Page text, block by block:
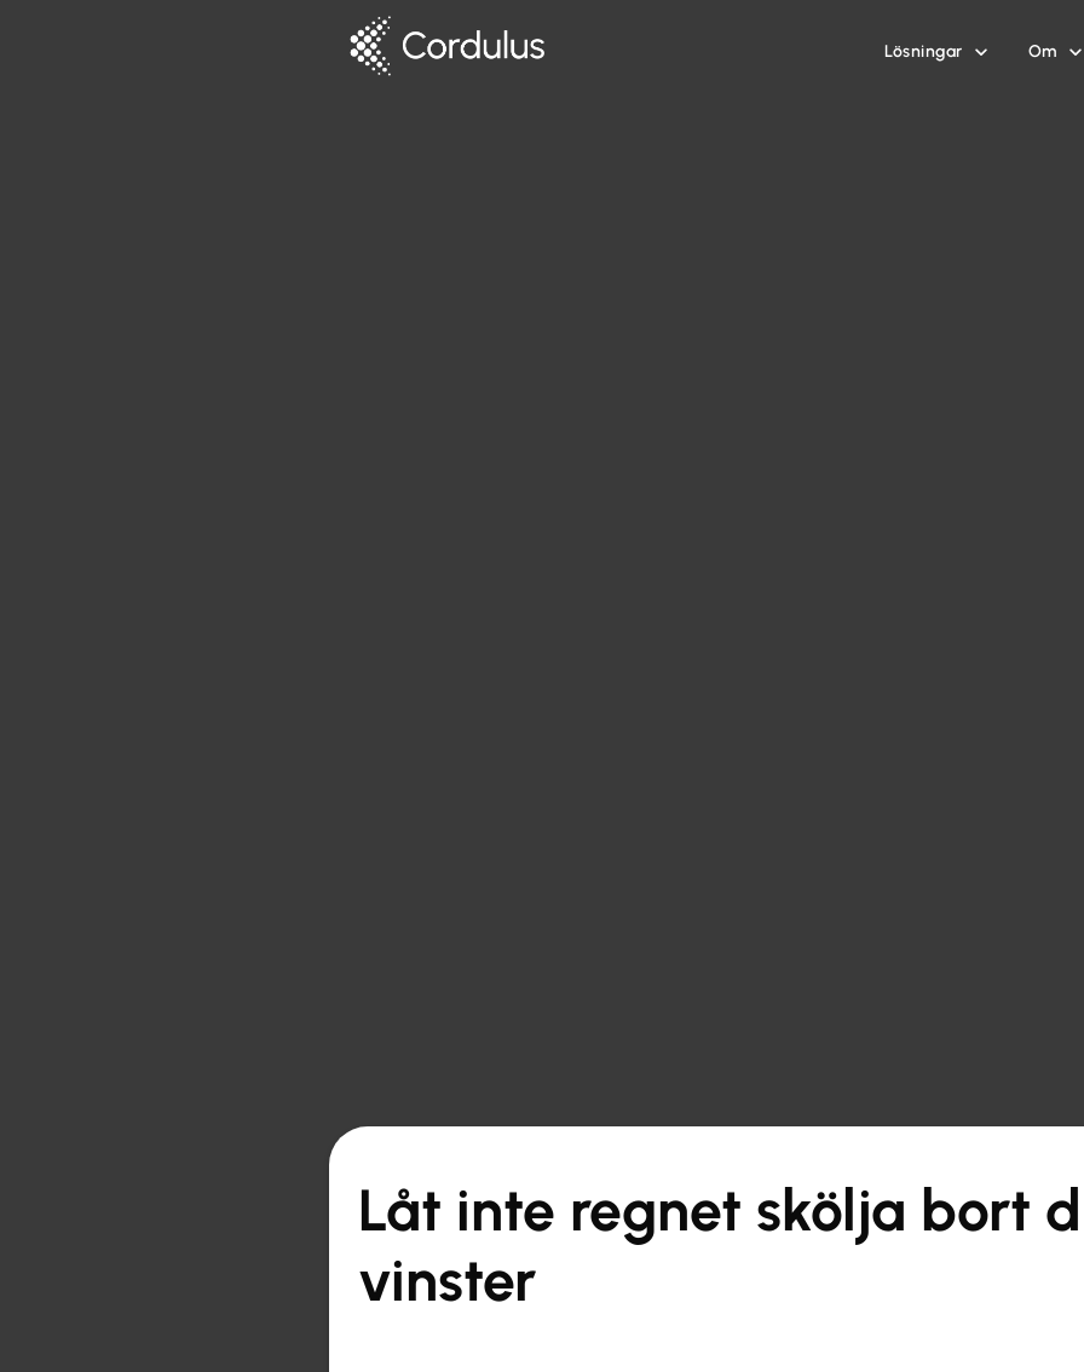
Lösningar  Om 
Låt inte regnet skölja bort
vinster